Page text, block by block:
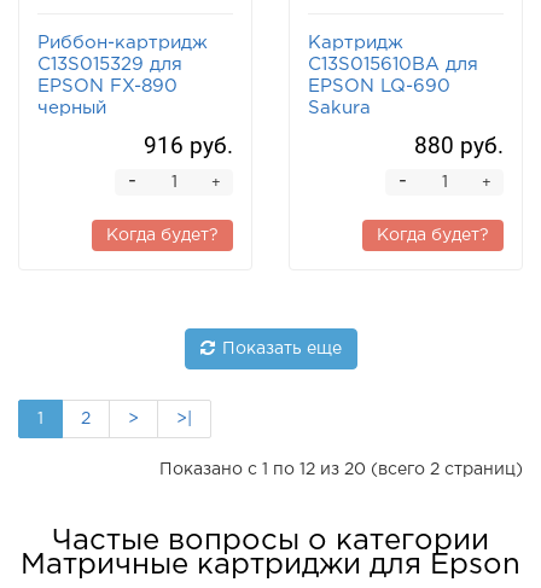
Риббон-картридж
C13S015329 для
EPSON FX-890
черный
916 руб.
+
-
Когда будет?
Картридж
C13S015610BA для
EPSON LQ-690
Sakura
880 руб.
+
-
Когда будет?
Показать еще
2 > >|
Показано с 1 по 12 из 20 (всего 2 страниц)
Частые вопросы о категории
Матричные картриджи для Epson